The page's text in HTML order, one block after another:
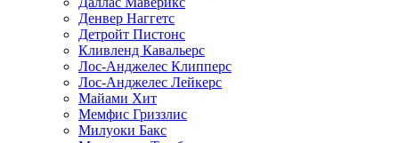
Денвер Наггетс
Детройт Пистонс
Кливленд Кавальерс
Лос-Анджелес Клипперс
Лос-Анджелес Лейкерс
Майами Хит
Мемфис Гриззлис
Милуоки Бакс